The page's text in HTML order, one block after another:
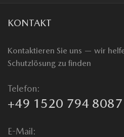
KONTAKT
Kontaktieren Sie uns — wir
Schutzlösung zu finden
Telefon:
+49 1520 794 8087
E-Mail: